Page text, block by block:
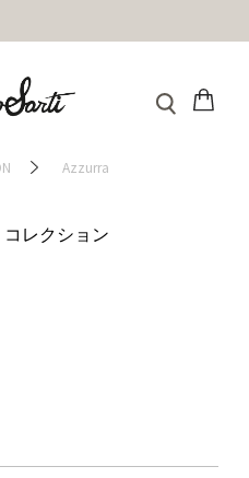
Azzurra
レクション